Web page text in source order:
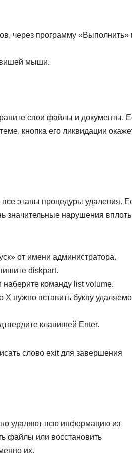
через программу «Выполнить»
мыши.
свои файлы и документы.
кнопка его ликвидации
этапы процедуры удаления.
значительные нарушения
от имени администратора.
diskpart.
команду list volume.
нужно вставить букву
клавишей Enter.
слово exit для завершения
удаляют всю информацию из
файлы или восстановить
их.